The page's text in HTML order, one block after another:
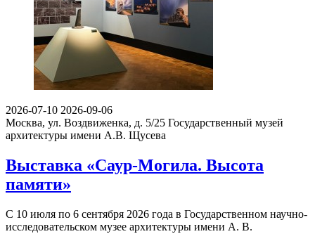
2026-07-10 2026-09-06
Москва, ул. Воздвиженка, д. 5/25 Государственный музей
архитектуры имени А.В. Щусева
Выставка «Саур-Могила. Высота
памяти»
С 10 июля по 6 сентября 2026 года в Государственном научно-
исследовательском музее архитектуры имени А. В.